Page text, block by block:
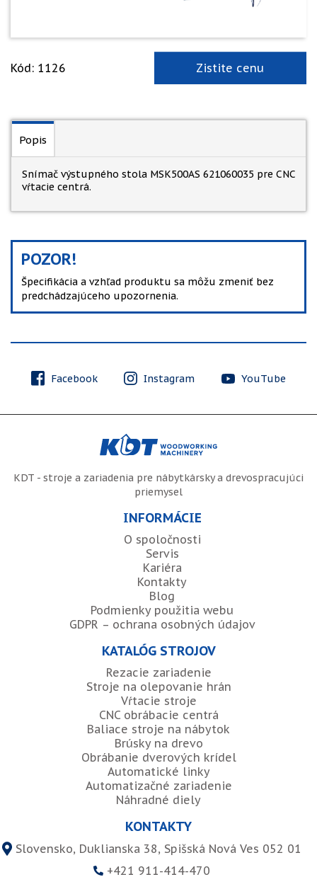
Kód: 1126 Zistite cenu
Popis
Snímač výstupného stola MSK500AS 621060035 pre CNC
vŕtacie centrá.
POZOR!
Špecifikácia a vzhľad produktu sa môžu zmeniť bez
predchádzajúceho upozornenia.
Facebook Instagram YouTube
KDT - stroje a zariadenia pre nábytkársky a drevospracujúci
priemysel
INFORMÁCIE
O spoločnosti
Servis
Kariéra
Kontakty
Blog
Podmienky použitia webu
GDPR – ochrana osobných údajov
KATALÓG STROJOV
Rezacie zariadenie
Stroje na olepovanie hrán
Vŕtacie stroje
CNC obrábacie centrá
Baliace stroje na nábytok
Brúsky na drevo
Obrábanie dverových krídel
Automatické linky
Automatizačné zariadenie
Náhradné diely
KONTAKTY
Slovensko, Duklianska 38, Spišská Nová Ves 052 01
+421 911-414-470